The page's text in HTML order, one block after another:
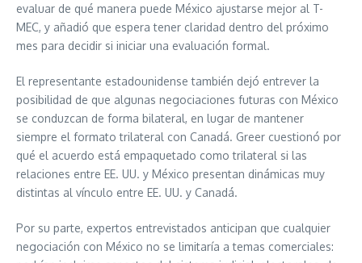
evaluar de qué manera puede México ajustarse mejor al T-
MEC, y añadió que espera tener claridad dentro del próximo
mes para decidir si iniciar una evaluación formal.
El representante estadounidense también dejó entrever la
posibilidad de que algunas negociaciones futuras con México
se conduzcan de forma bilateral, en lugar de mantener
siempre el formato trilateral con Canadá. Greer cuestionó por
qué el acuerdo está empaquetado como trilateral si las
relaciones entre EE. UU. y México presentan dinámicas muy
distintas al vínculo entre EE. UU. y Canadá.
Por su parte, expertos entrevistados anticipan que cualquier
negociación con México no se limitaría a temas comerciales: